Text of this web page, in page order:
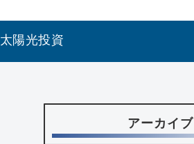
太陽光投資
アーカイブ